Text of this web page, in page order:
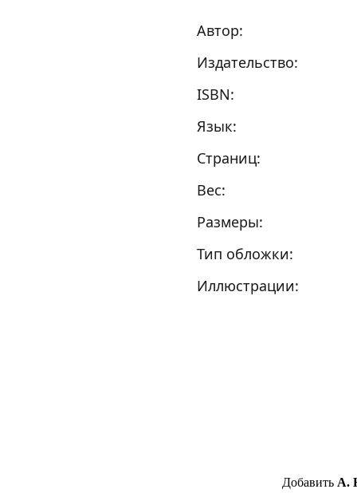
Автор:
Издательство:
ISBN:
Язык:
Страниц:
Вес:
Размеры:
Тип обложки:
Иллюстрации:
Добавить А.